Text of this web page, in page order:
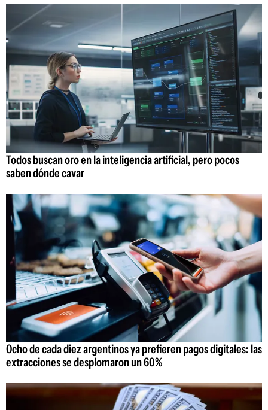
Todos buscan oro en la inteligencia artificial, pero pocos
saben dónde cavar
Ocho de cada diez argentinos ya prefieren pagos digitales: las
extracciones se desplomaron un 60%